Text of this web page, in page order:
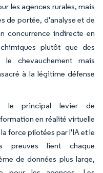
les agences rurales, mais
de portée, d'analyse et de
concurrence indirecte en
plutôt que des
chevauchement mais
à la légitime défense
le principal levier de
en réalité virtuelle
force pilotées par l'IA et le
preuves lient chaque
de données plus large,